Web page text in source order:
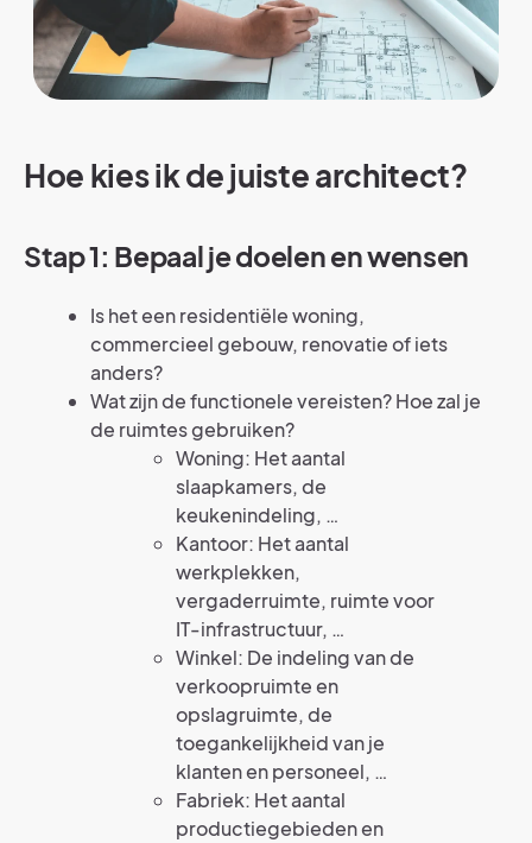
Hoe kies ik de juiste architect?
Stap 1: Bepaal je doelen en wensen
Is het een residentiële woning,
commercieel gebouw, renovatie of iets
anders?
Wat zijn de functionele vereisten? Hoe zal je
de ruimtes gebruiken?
Woning: Het aantal
slaapkamers, de
keukenindeling, …
Kantoor: Het aantal
werkplekken,
vergaderruimte, ruimte voor
IT-infrastructuur, …
Winkel: De indeling van de
verkoopruimte en
opslagruimte, de
toegankelijkheid van je
klanten en personeel, …
Fabriek: Het aantal
productiegebieden en